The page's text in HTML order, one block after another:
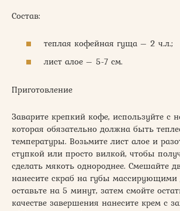
Состав:
теплая кофейная гуща – 2 ч.л.;
лист алое – 5-7 см.
Приготовление
Заварите крепкий кофе, используйте с
которая обязательно должна быть
температуры. Возьмите лист алое и
ступкой или просто вилкой, чтобы
сделать мякоть однороднее. Смешайте
нанесите скраб на губы
оставьте на 5 минут, затем смойте
качестве завершения нанесите крем с